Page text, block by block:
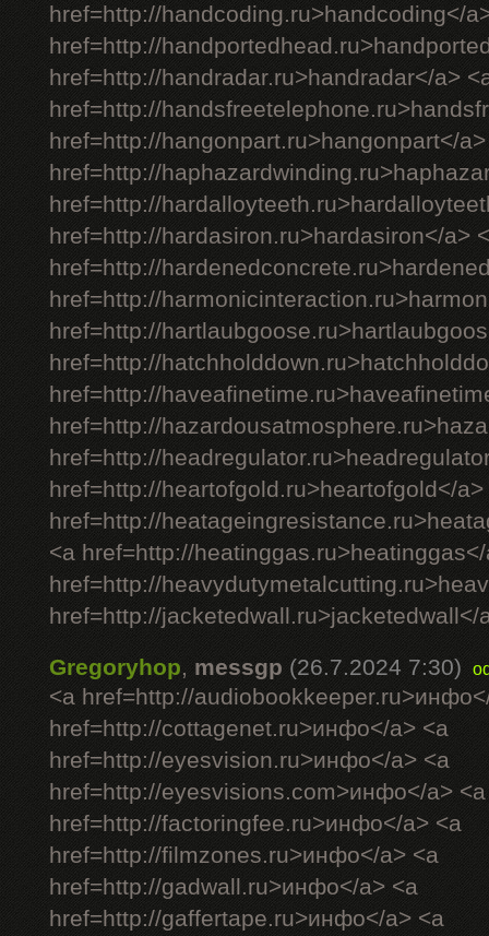
href=http://handcoding.ru>handcoding</
href=http://
href=http://handradar.ru>handradar</a>
href=http://
href=http://hangonpart.ru>hangonpart</
href=http://
href=http://
href=http://hardasiron.ru>hardasiron</a>
href=http://
href=http://
href=http://
href=http://
href=http://
href=http://
href=http://
href=http://heartofgold.ru>heartofgold</a>
href=http://
<a href=http://
href=http://
href=http://jacketedwall.ru>jacketedwall</
Gregoryhop,messgp (26.7.2024 7:30)
<a href=http://
href=http://cottagenet.ru>инфо</a> <a
href=http://eyesvision.ru>инфо</a> <a
href=http://eyesvisions.com>инфо</a> <a
href=http://factoringfee.ru>инфо</a> <a
href=http://filmzones.ru>инфо</a> <a
href=http://gadwall.ru>инфо</a> <a
href=http://gaffertape.ru>инфо</a> <a